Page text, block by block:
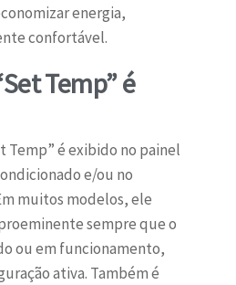
energia,
confortável.
Temp” é
Temp” é exibido no painel
e/ou no
muitos modelos, ele
sempre que o
ou em funcionamento,
ativa. Também é